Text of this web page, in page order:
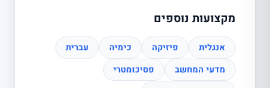
מקצועות נוספים
אנגלית פיזיקה כימיה
עברית
מדעי המחשב
פסיכומטרי